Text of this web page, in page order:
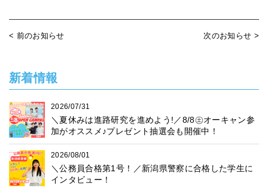
< 前のお知らせ 次のお知らせ >
新着情報
2026/07/31
＼夏休みは進路研究を進めよう!／8/8㊏オーキャン参
加がオススメ♪プレゼント抽選会も開催中！
2026/08/01
＼公務員合格第1号！／新潟県警察に合格した学生に
インタビュー！